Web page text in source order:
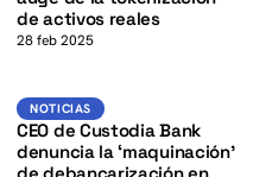
de activos reales
28 feb 2025
Noticias
NOTICIAS
CEO de Custodia Bank
denuncia la ‘maquinación’